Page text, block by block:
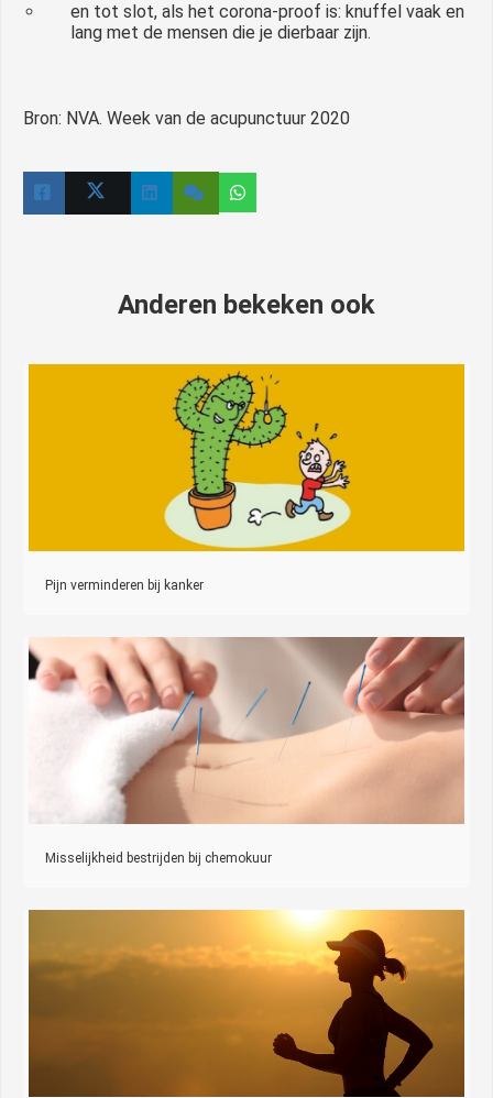
en tot slot, als het corona-proof is: knuffel vaak en
lang met de mensen die je dierbaar zijn.
Bron: NVA. Week van de acupunctuur 2020
Anderen bekeken ook
Pijn verminderen bij kanker
Misselijkheid bestrijden bij chemokuur